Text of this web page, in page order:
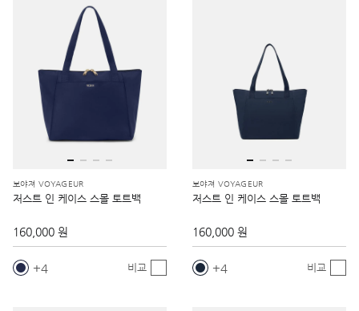
보야져 VOYAGEUR
저스트 인 케이스 스몰 토트백
160,000 원
4 비교
보야져 VOYAGEUR
저스트 인 케이스 스몰 토트백
160,000 원
4 비교